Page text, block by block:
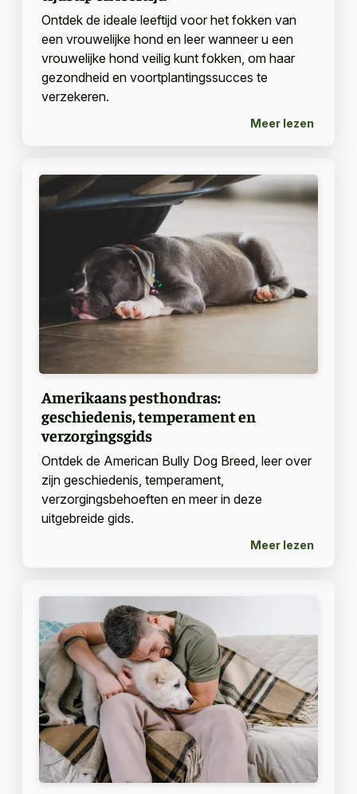
Ontdek de ideale leeftijd voor het fokken van
een vrouwelijke hond en leer wanneer u een
vrouwelijke hond veilig kunt fokken, om haar
gezondheid en voortplantingssucces te
verzekeren.
Meer lezen
Amerikaans pesthondras:
geschiedenis, temperament en
verzorgingsgids
Ontdek de American Bully Dog Breed, leer over
zijn geschiedenis, temperament,
verzorgingsbehoeften en meer in deze
uitgebreide gids.
Meer lezen